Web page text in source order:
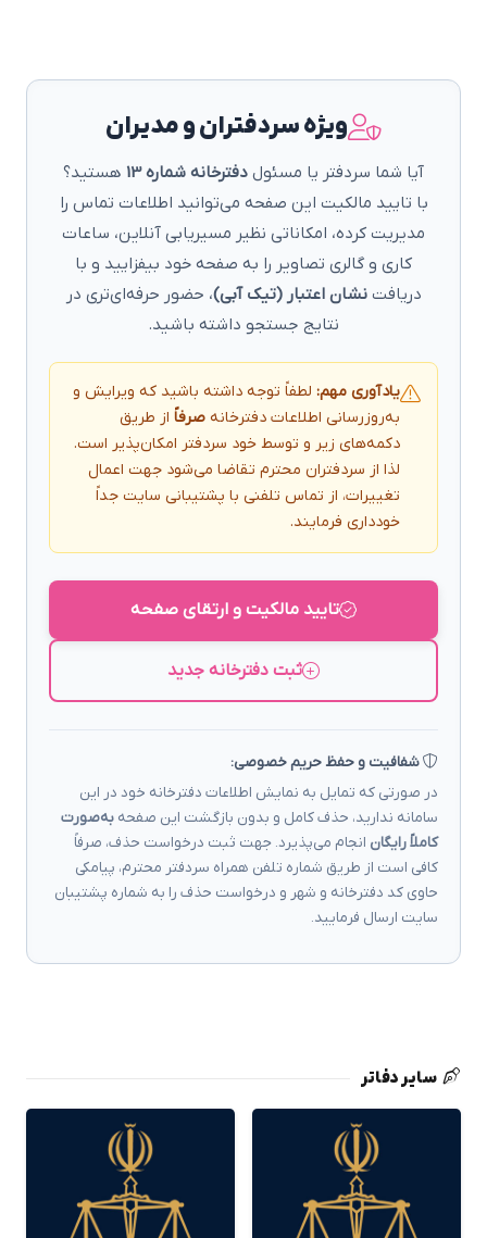
ویژه سردفتران و مدیران
آیا شما سردفتر یا مسئول دفترخانه شماره 13
هستید؟
با تایید مالکیت این صفحه می‌توانید اطلاعات تماس را
مدیریت کرده، امکاناتی نظیر مسیریابی آنلاین، ساعات
کاری و گالری تصاویر را به صفحه خود بیفزایید و با
دریافتنشان اعتبار (تیک آبی)، حضور حرفه‌ای‌تری در
نتایج جستجو داشته باشید.
یادآوری مهم: لطفاً توجه داشته باشید که ویرایش و
به‌روزرسانی اطلاعات دفترخانه صرفاً از طریق
دکمه‌های زیر و توسط خود سردفتر امکان‌پذیر است.
لذا از سردفتران محترم تقاضا می‌شود جهت اعمال
تغییرات، از تماس تلفنی با پشتیبانی سایت جداً
خودداری فرمایند.
تایید مالکیت و ارتقای صفحه
ثبت دفترخانه جدید
شفافیت و حفظ حریم خصوصی:
در صورتی که تمایل به نمایش اطلاعات دفترخانه خود در این
سامانه ندارید، حذف کامل و بدون بازگشت این صفحه به‌صورت
کاملاً رایگان انجام می‌پذیرد. جهت ثبت درخواست حذف، صرفاً
کافی است از طریق شماره تلفن همراه سردفتر محترم، پیامکی
حاوی کد دفترخانه و شهر و درخواست حذف را به شماره پشتیبان
سایت ارسال فرمایید.
سایر دفاتر